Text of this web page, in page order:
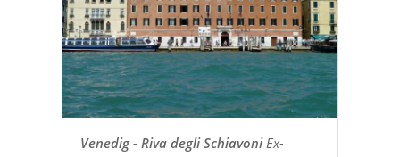
Venedig - Riva degli SchiavoniEx-